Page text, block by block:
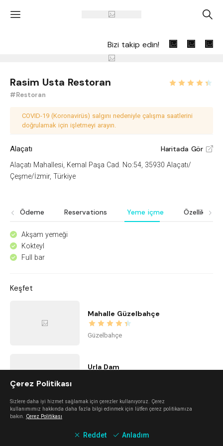
' A
Bizi takip edin!
Rasim Usta Restoran
#Restoran
COVID-19 (Koronavirüs) salgını nedeniyle çalışma saatlerini
doğrulamak için işletmeyi arayın.
Alaçatı Haritada Gör V
Alaçatı Mahallesi, Kemal Paşa Cad. No:54, 35930 Alaçatı/
Çeşme/İzmir, Türkiye
Ödeme Reservations Yeme içme Özellikler
^ Akşam yemeği
^ Kokteyl
^ Full bar
Keşfet
Mahalle Güzelbahçe
Güzelbahçe
Urla Dam
Çerez Politikası
Sizlere daha iyi hizmet sağlamak için çerezler kullanıyoruz. Çerez
kullanımımız hakkında daha fazla bilgi edinmek için lütfen çerez politikamıza
bakın. Çerez Politikası
Reddet Anladım